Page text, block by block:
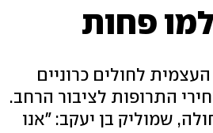
פחות
לחולים כרוניים
התרופות לציבור הרחב.
שמוליק בן יעקב: "אנו